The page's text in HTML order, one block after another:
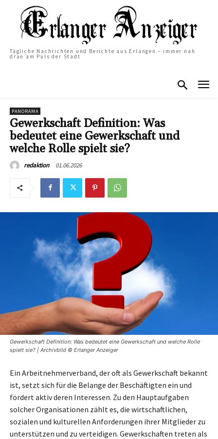
Tägliche Nachrichten und Berichte aus Erlangen – immer nah
dran am Puls der Stadt
PANORAMA
Gewerkschaft Definition: Was
bedeutet eine Gewerkschaft und
welche Rolle spielt sie?
redaktion 01.06.2026
Gewerkschaft Definition: Was bedeutet eine Gewerkschaft und welche Rolle
spielt sie? | Archivbild © Erlanger Anzeiger
Ein Arbeitnehmerverband, der oft als Gewerkschaft bekannt
ist, setzt sich für die Belange der Beschäftigten ein und
fördert aktiv deren Interessen. Zu den Hauptaufgaben
solcher Organisationen zählt es, die wirtschaftlichen,
sozialen und kulturellen Anforderungen ihrer Mitglieder zu
unterstützen und zu verteidigen. Gewerkschaften treten als